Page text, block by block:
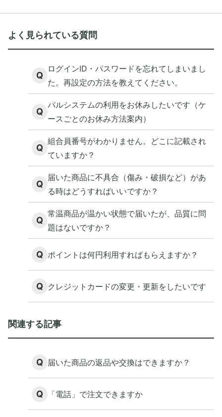
よく見られている質問
Q
ログインID・パスワードを忘れてしまいまし
た。再設定の方法を教えてください。
Q
パルシステムの利用をお休みしたいです（ケ
ースごとのお休み方法案内）
Q
組合員番号がわかりません。どこに記載され
ていますか？
Q
届いた商品に不具合（傷み・破損など）があ
る時はどうすればいいですか？
Q
常温商品が温かい状態で届いたが、品質に問
題はないですか？
Q ポイントは何円利用すればもらえますか？
Q クレジットカードの変更・更新をしたいです
関連する記事
Q 届いた商品の返品や交換はできますか？
Q 「電話」で注文できますか